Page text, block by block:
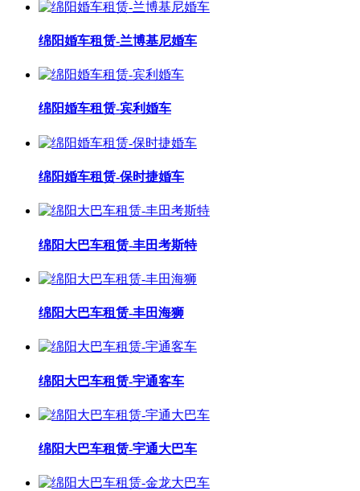
绵阳婚车租赁-兰博基尼婚车
绵阳婚车租赁-宾利婚车
绵阳婚车租赁-保时捷婚车
绵阳大巴车租赁-丰田考斯特
绵阳大巴车租赁-丰田海狮
绵阳大巴车租赁-宇通客车
绵阳大巴车租赁-宇通大巴车